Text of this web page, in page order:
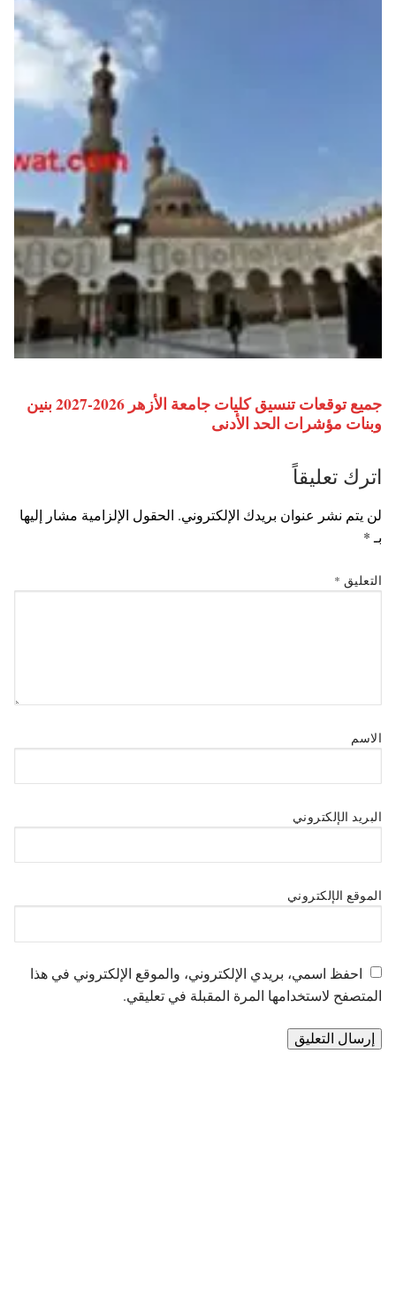
جميع توقعات تنسيق كليات جامعة الأزهر 2026-2027 بنين
وبنات مؤشرات الحد الأدنى
اترك تعليقاً
لن يتم نشر عنوان بريدك الإلكتروني. الحقول الإلزامية مشار إليها
بـ*
التعليق *
الاسم
البريد الإلكتروني
الموقع الإلكتروني
احفظ اسمي، بريدي الإلكتروني، والموقع الإلكتروني في هذا
المتصفح لاستخدامها المرة المقبلة في تعليقي.